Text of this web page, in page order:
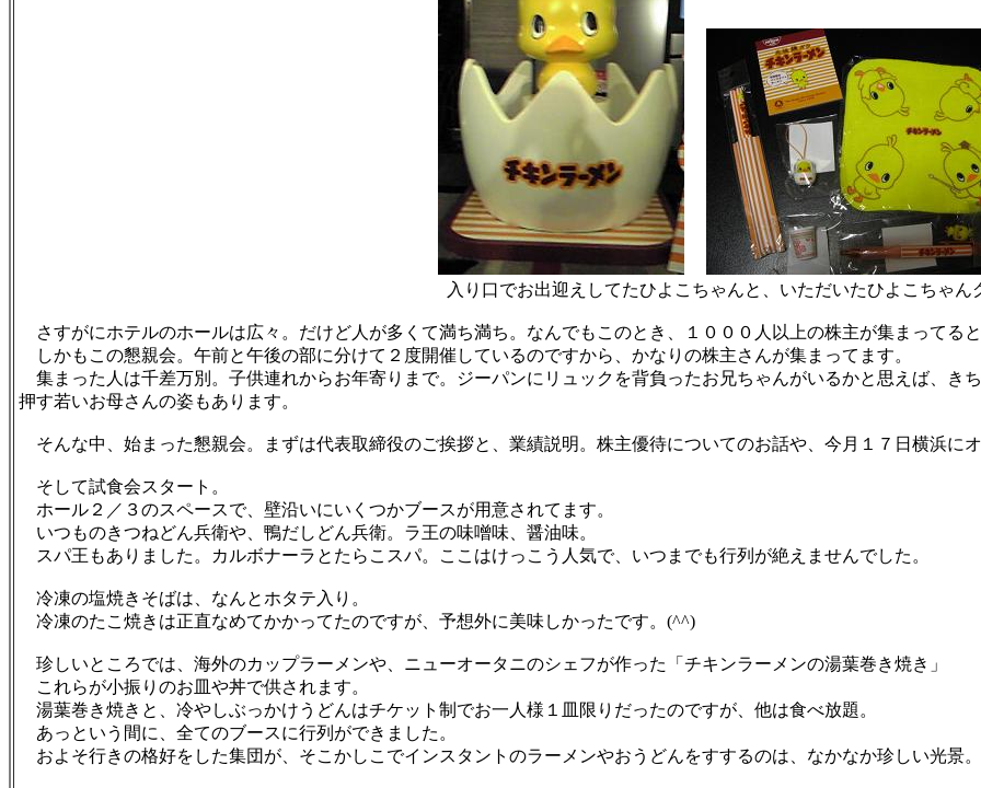
入り口でお出迎えしてたひよこちゃんと、いただいたひよこちゃん
さすがにホテルのホールは広々。だけど人が多くて満ち満ち。なんでもこのとき、１０００人以上の株主が集まってると
しかもこの懇親会。午前と午後の部に分けて２度開催しているのですから、かなりの株主さんが集まってます。
集まった人は千差万別。子供連れからお年寄りまで。ジーパンにリュックを背負ったお兄ちゃんがいるかと思えば、き
押す若いお母さんの姿もあります。
そんな中、始まった懇親会。まずは代表取締役のご挨拶と、業績説明。株主優待についてのお話や、今月１７日横浜に
そして試食会スタート。
ホール２／３のスペースで、壁沿いにいくつかブースが用意されてます。
いつものきつねどん兵衛や、鴨だしどん兵衛。ラ王の味噌味、醤油味。
スパ王もありました。カルボナーラとたらこスパ。ここはけっこう人気で、いつまでも行列が絶えませんでした。
冷凍の塩焼きそばは、なんとホタテ入り。
冷凍のたこ焼きは正直なめてかかってたのですが、予想外に美味しかったです。(^^)
珍しいところでは、海外のカップラーメンや、ニューオータニのシェフが作った「チキンラーメンの湯葉巻き焼き」
これらが小振りのお皿や丼で供されます。
湯葉巻き焼きと、冷やしぶっかけうどんはチケット制でお一人様１皿限りだったのですが、他は食べ放題。
あっという間に、全てのブースに行列ができました。
およそ行きの格好をした集団が、そこかしこでインスタントのラーメンやおうどんをすするのは、なかなか珍しい光景。